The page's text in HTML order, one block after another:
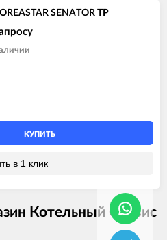
SENATOR TP
КУПИТЬ
в 1 клик
Котельный Сервис